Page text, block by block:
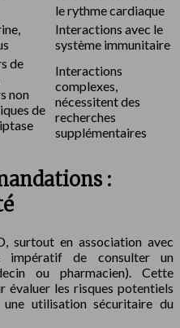
le rythme cardiaque
Interactions avec le
système immunitaire
de
non
de
Interactions
complexes,
nécessitent des
recherches
supplémentaires
:
surtout en association avec
impératif de consulter un
ou pharmacien). Cette
évaluer les risques potentiels
utilisation sécuritaire du